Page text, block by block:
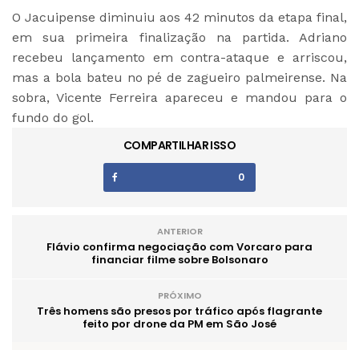
O Jacuipense diminuiu aos 42 minutos da etapa final,
em sua primeira finalização na partida. Adriano
recebeu lançamento em contra-ataque e arriscou,
mas a bola bateu no pé de zagueiro palmeirense. Na
sobra, Vicente Ferreira apareceu e mandou para o
fundo do gol.
COMPARTILHAR ISSO
0
ANTERIOR
Flávio confirma negociação com Vorcaro para
financiar filme sobre Bolsonaro
PRÓXIMO
Três homens são presos por tráfico após flagrante
feito por drone da PM em São José